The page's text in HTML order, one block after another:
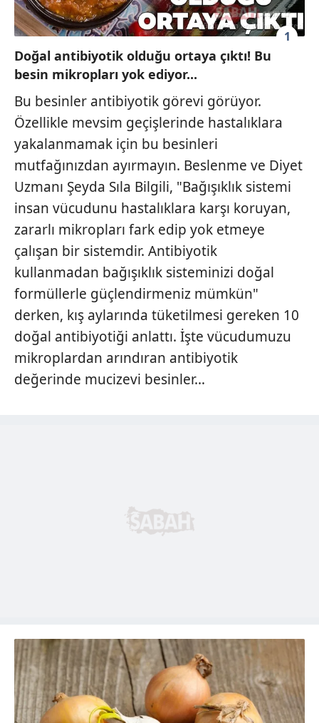
1
Doğal antibiyotik olduğu ortaya çıktı! Bu
besin mikropları yok ediyor...
Bu besinler antibiyotik görevi görüyor.
Özellikle mevsim geçişlerinde hastalıklara
yakalanmamak için bu besinleri
mutfağınızdan ayırmayın. Beslenme ve Diyet
Uzmanı Şeyda Sıla Bilgili, "Bağışıklık sistemi
insan vücudunu hastalıklara karşı koruyan,
zararlı mikropları fark edip yok etmeye
çalışan bir sistemdir. Antibiyotik
kullanmadan bağışıklık sisteminizi doğal
formüllerle güçlendirmeniz mümkün"
derken, kış aylarında tüketilmesi gereken 10
doğal antibiyotiği anlattı. İşte vücudumuzu
mikroplardan arındıran antibiyotik
değerinde mucizevi besinler…